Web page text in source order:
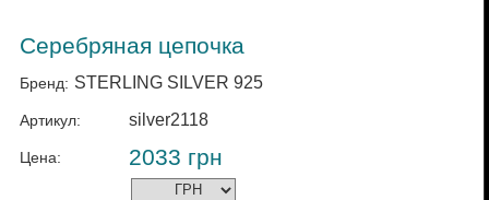
Серебряная цепочка
Бренд: STERLING SILVER 925
Артикул: silver2118
Цена: 2033 грн